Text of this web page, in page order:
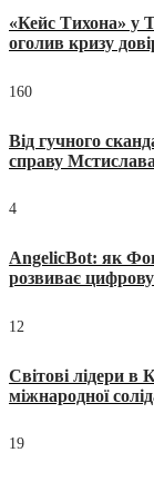
«Кейс Тихона» у
оголив кризу
160
Від гучного
справу Мстислава
4
AngelicBot: як
розвиває цифрову
12
Світові лідери в
міжнародної
19